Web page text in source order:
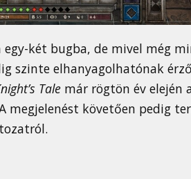
két bugba, de mivel még
szinte elhanyagolhatónak
Tale már rögtön év elején
megjelenést követően pedig